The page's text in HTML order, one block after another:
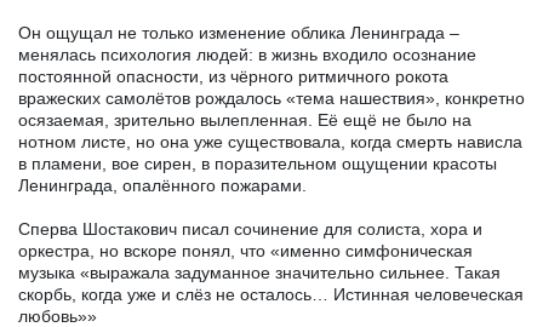
Он ощущал не только изменение облика Ленинграда –
менялась психология людей: в жизнь входило осознание
постоянной опасности, из чёрного ритмичного рокота
вражеских самолётов рождалось «тема нашествия», конкретно
осязаемая, зрительно вылепленная. Её ещё не было на
нотном листе, но она уже существовала, когда смерть нависла
в пламени, вое сирен, в поразительном ощущении красоты
Ленинграда, опалённого пожарами.
Сперва Шостакович писал сочинение для солиста, хора и
оркестра, но вскоре понял, что «именно симфоническая
музыка «выражала задуманное значительно сильнее. Такая
скорбь, когда уже и слёз не осталось… Истинная человеческая
любовь»»